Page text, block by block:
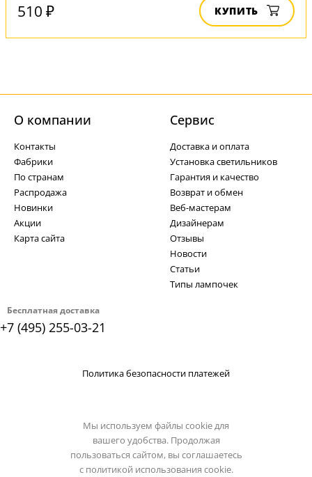
510 ₽ КУПИТЬ
Бесплатная доставка
+7 (495) 255-03-21
О компании
Контакты
Фабрики
По странам
Распродажа
Новинки
Акции
Карта сайта
Cервис
Доставка и оплата
Установка светильников
Гарантия и качество
Возврат и обмен
Веб-мастерам
Дизайнерам
Отзывы
Новости
Статьи
Типы лампочек
Политика безопасности платежей
Мы используем файлы cookie для
вашего удобства. Продолжая
пользоваться сайтом, вы соглашаетесь
с политикой использования cookie.